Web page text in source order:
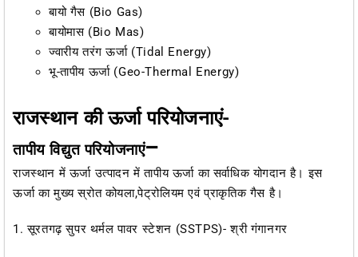
बायो गैस (Bio Gas)
बायोमास (Bio Mas)
ज्वारीय तरंग ऊर्जा (Tidal Energy)
भू-तापीय ऊर्जा (Geo-Thermal Energy)
राजस्थान की ऊर्जा परियोजनाएं-
तापीय विद्युत परियोजनाएं–
राजस्थान में ऊर्जा उत्पादन में तापीय ऊर्जा का सर्वाधिक योगदान है। इस
ऊर्जा का मुख्य स्रोत कोयला,पेट्रोलियम एवं प्राकृतिक गैस है।
1. सूरतगढ़ सुपर थर्मल पावर स्टेशन (SSTPS)- श्री गंगानगर